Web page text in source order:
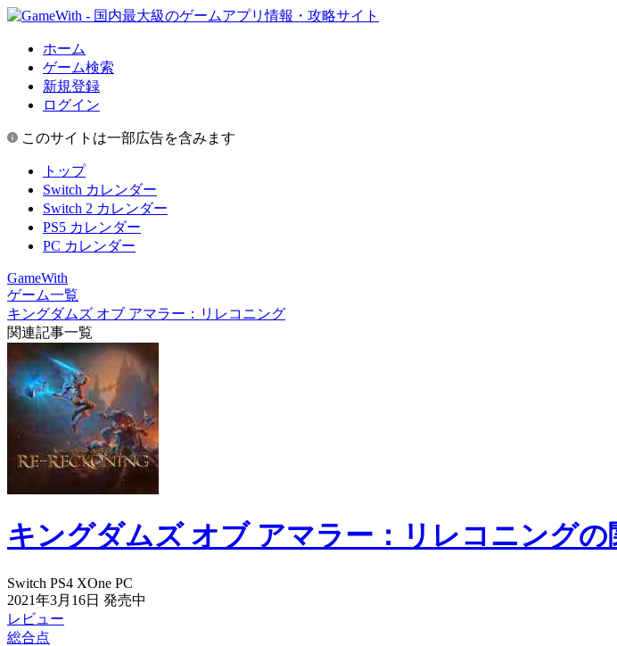
ホーム
ゲーム検索
新規登録
ログイン
このサイトは一部広告を含みます
トップ
Switch カレンダー
Switch 2 カレンダー
PS5 カレンダー
PC カレンダー
GameWith
ゲーム一覧
キングダムズ オブ アマラー：リレコニング
関連記事一覧
キングダムズ オブ アマラー：リレコニングの
Switch PS4 XOne PC
2021年3月16日 発売中
レビュー
総合点